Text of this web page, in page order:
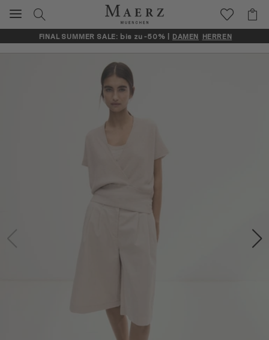
FINAL SUMMER SALE: bis zu -50% | DAMEN HERREN
Artikelbilder überspringen